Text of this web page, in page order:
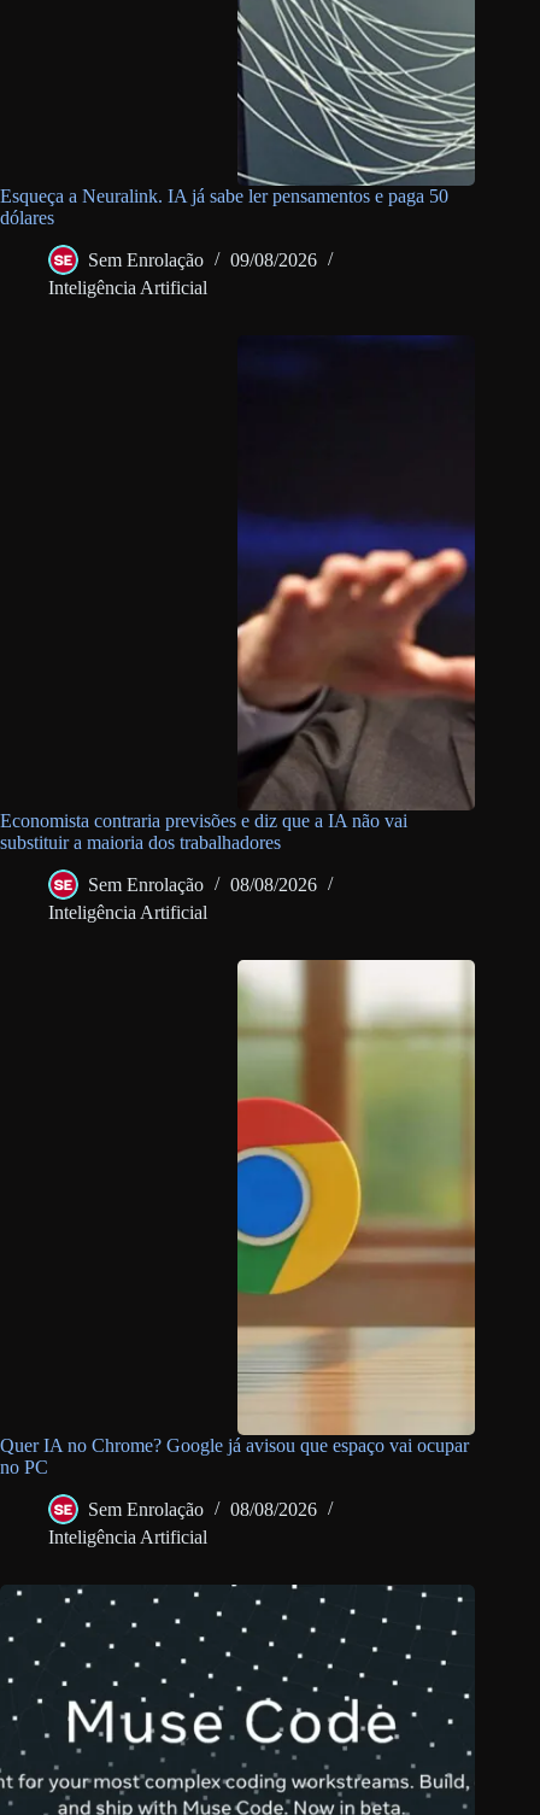
Esqueça a Neuralink. IA já sabe ler pensamentos e paga 50
dólares
Sem Enrolação
09/08/2026
Inteligência Artificial
Economista contraria previsões e diz que a IA não vai
substituir a maioria dos trabalhadores
Sem Enrolação
08/08/2026
Inteligência Artificial
Quer IA no Chrome? Google já avisou que espaço vai ocupar
no PC
Sem Enrolação
08/08/2026
Inteligência Artificial